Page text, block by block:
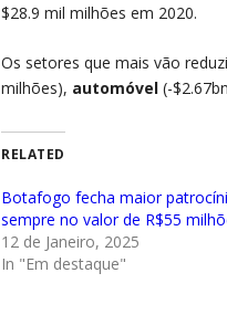
$28.9 mil milhões em 2020.
Os setores que mais vão
milhões), automóvel (-
RELATED
Botafogo fecha maior
sempre no valor de R$55
12 de Janeiro, 2025
In "Em destaque"